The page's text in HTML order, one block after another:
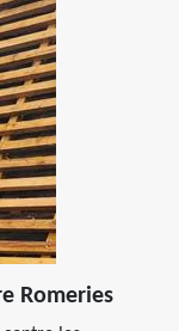
Romeries